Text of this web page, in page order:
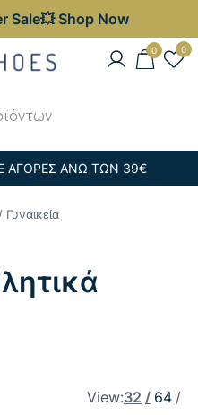
Sale💥 Shop Now
– Επώνυμες Τσάντες στις
0 0
ΑΓΟΡΕΣ ΑΝΩ ΤΩΝ 39€
/ Γυναικεία
View:32 64